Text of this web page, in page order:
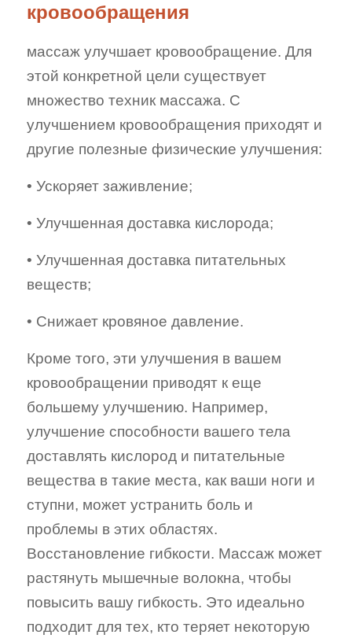
кровообращения
массаж улучшает кровообращение. Для
этой конкретной цели существует
множество техник массажа. С
улучшением кровообращения приходят и
другие полезные физические улучшения:
• Ускоряет заживление;
• Улучшенная доставка кислорода;
• Улучшенная доставка питательных
веществ;
• Снижает кровяное давление.
Кроме того, эти улучшения в вашем
кровообращении приводят к еще
большему улучшению. Например,
улучшение способности вашего тела
доставлять кислород и питательные
вещества в такие места, как ваши ноги и
ступни, может устранить боль и
проблемы в этих областях.
Восстановление гибкости. Массаж может
растянуть мышечные волокна, чтобы
повысить вашу гибкость. Это идеально
подходит для тех, кто теряет некоторую